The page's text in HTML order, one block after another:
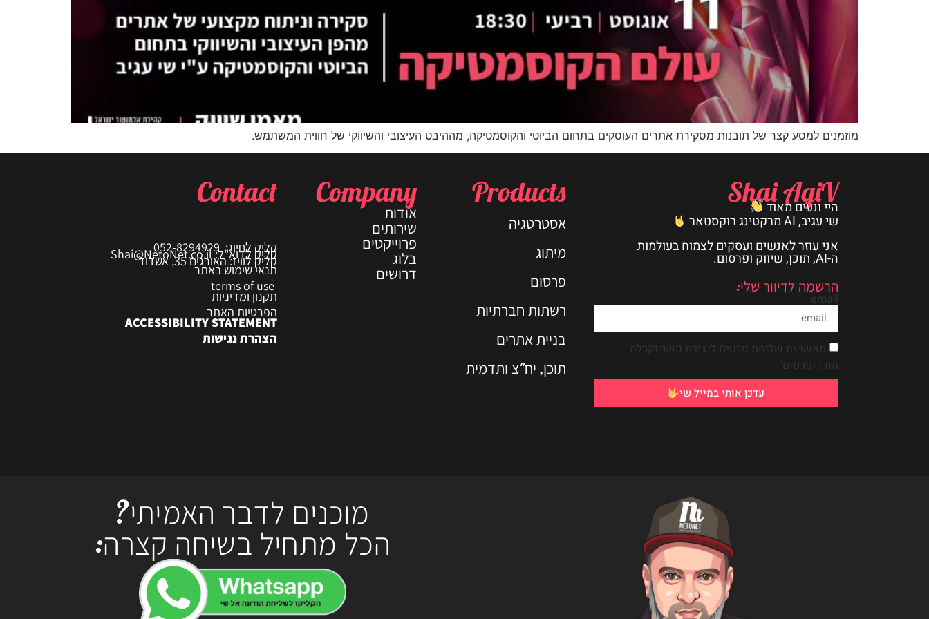
מוזמנים למסע קצר של תובנות מסקירת אתרים העוסקים בתחום הביוטי והקוסמטיקה, מההיבט העיצובי והשיווקי של חווית המשתמש.
Shai AgiV
היי ונעים מאוד
שי עגיב, AI מרקטינג רוקסטאר
אני עוזר לאנשים ועסקים לצמוח בעולמות
ה-AI, תוכן, שיווק ופרסום.
הרשמה לדיוור שלי:
email
מאשר\ת שליחת פרטים ליצירת קשר וקבלת
תוכן ופרסום"
עדכן אותי במייל שי
Products
אסטרטגיה
מיתוג
פרסום
רשתות חברתיות
בניית אתרים
תוכן, יח"צ ותדמית
Company
אודות
שירותים
פרוייקטים
בלוג
דרושים
Contact
קליק לחיוג: 052-8294929
קליק לדוא"ל: Shai@NetoNet.co.il
קליק לוויז: האורגים 35, אשדוד
תנאי שימוש באתר
תקנון ומדיניות
הפרטיות האתר
ACCESSIBILITY STATEMENT
הצהרת נגישות
מוכנים לדבר האמיתי?
הכל מתחיל בשיחה קצרה: